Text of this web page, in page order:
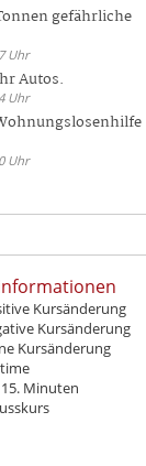
gefährliche
Uhr
Autos.
Uhr
Uhr
Kursänderung
Kursänderung
Kursänderung
Minuten